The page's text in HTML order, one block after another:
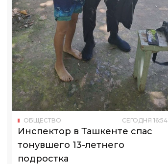
ОБЩЕСТВО СЕГОДНЯ 16:54
Инспектор в Ташкенте спас
тонувшего 13-летнего
подростка